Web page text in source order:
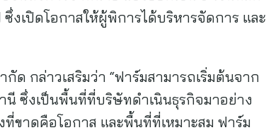
งเปิดโอกาสให้ผู้พิการได้บริหารจัดการ และ
กล่าวเสริมว่า “ฟาร์มสามารถเริ่มต้นจาก
ซึ่งเป็นพื้นที่ที่บริษัทดำเนินธุรกิจมาอย่าง
ขาดคือโอกาส และพื้นที่ที่เหมาะสม ฟาร์ม